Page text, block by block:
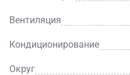
Вентиляция
Кондиционирование
Округ